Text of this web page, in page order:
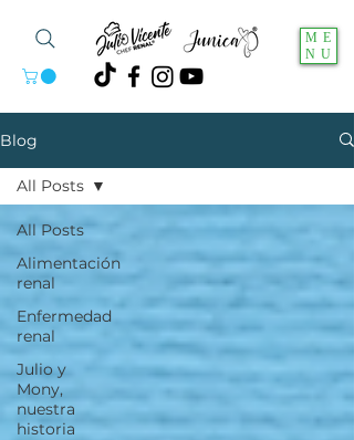
ME
NU
Blog
All Posts
Alimentación
renal
Enfermedad
renal
Julio y
Mony,
nuestra
historia
All Posts